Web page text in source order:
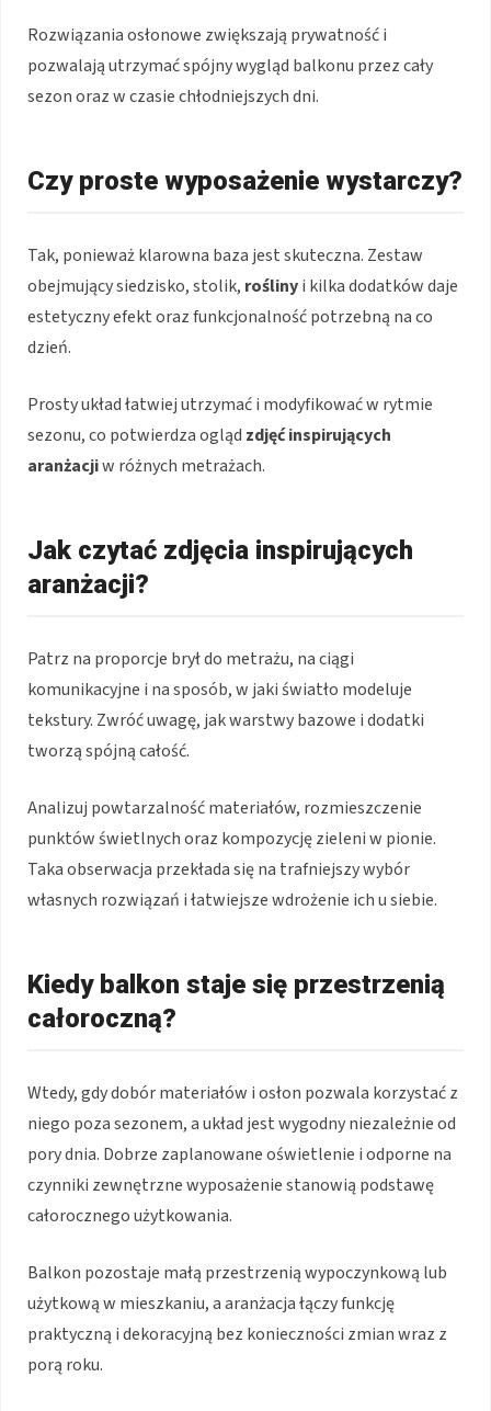
Rozwiązania osłonowe zwiększają prywatność i
pozwalają utrzymać spójny wygląd balkonu przez cały
sezon oraz w czasie chłodniejszych dni.
Czy proste wyposażenie wystarczy?
Tak, ponieważ klarowna baza jest skuteczna. Zestaw
obejmujący siedzisko, stolik, roślinyi kilka dodatków daje
estetyczny efekt oraz funkcjonalność potrzebną na co
dzień.
Prosty układ łatwiej utrzymać i modyfikować w rytmie
sezonu, co potwierdza ogląd zdjęć inspirujących
aranżacjiw różnych metrażach.
Jak czytać zdjęcia inspirujących
aranżacji?
Patrz na proporcje brył do metrażu, na ciągi
komunikacyjne i na sposób, w jaki światło modeluje
tekstury. Zwróć uwagę, jak warstwy bazowe i dodatki
tworzą spójną całość.
Analizuj powtarzalność materiałów, rozmieszczenie
punktów świetlnych oraz kompozycję zieleni w pionie.
Taka obserwacja przekłada się na trafniejszy wybór
własnych rozwiązań i łatwiejsze wdrożenie ich u siebie.
Kiedy balkon staje się przestrzenią
całoroczną?
Wtedy, gdy dobór materiałów i osłon pozwala korzystać z
niego poza sezonem, a układ jest wygodny niezależnie od
pory dnia. Dobrze zaplanowane oświetlenie i odporne na
czynniki zewnętrzne wyposażenie stanowią podstawę
całorocznego użytkowania.
Balkon pozostaje małą przestrzenią wypoczynkową lub
użytkową w mieszkaniu, a aranżacja łączy funkcję
praktyczną i dekoracyjną bez konieczności zmian wraz z
porą roku.